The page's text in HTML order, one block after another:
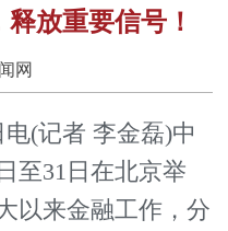
放重要信号！
网
(记者 李金磊)中
至31日在北京举
以来金融工作，分